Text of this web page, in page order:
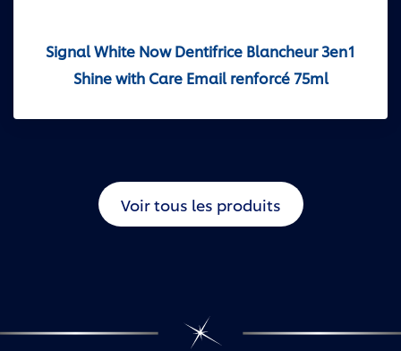
Signal White Now Dentifrice Blancheur 3en1
Shine with Care Email renforcé 75ml
Voir tous les produits